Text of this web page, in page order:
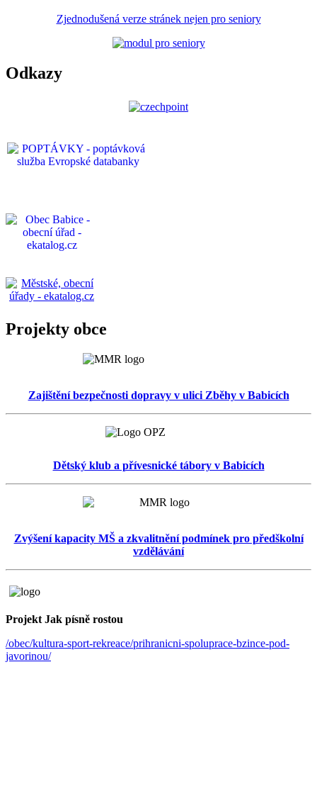
Zjednodušená verze stránek nejen pro seniory
Odkazy
Projekty obce
Zajištění bezpečnosti dopravy v ulici Zběhy v Babicích
Dětský klub a přívesnické tábory v Babicích
Zvýšení kapacity MŠ a zkvalitnění podmínek pro předškolní
vzdělávání
Projekt Jak písně rostou
/obec/kultura-sport-rekreace/prihranicni-spoluprace-bzince-pod-
javorinou/